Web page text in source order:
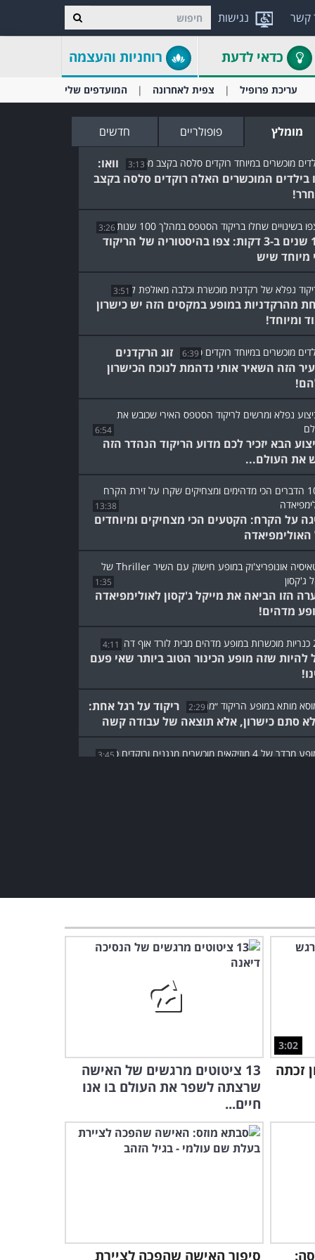
נגישות קשר
כדאי לדעת רוחניות והעצמה
עריכת פרופיל צפית לאחרונה המועדפים שלי
מומלץ פופולריים חדשים
3:13
וואו:
בילדים המוכשרים האלה רוקדים סלסה בקצב
3:26
100 שנים ב-3 דקות: צפו בהיסטוריה של הריקוד
מיוחד שיש
3:51
מהרקדניות במופע במקסים הזה יש כישרון
ומיוחד!
6:39
זוג הרקדנים
הזה השאיר אותי נדהמת לנוכח הכישרון
6:54
הבא יזכיר לכם מדוע הריקוד הנהדר הזה
את העולם...
13:38
על הקרח: הקטעים הכי מצחיקים ומיוחדים
1:35
הזו הביאה את מייקל ג'קסון לאולימפיאדה
מדהים!
4:11
להיות שזה מופע הכינור הטוב ביותר שאי פעם
2:29
ריקוד על רגל אחת:
סתם כישרון, אלא תוצאה של עבודה קשה
3:45
2:40
4:50
במיוחד...
של הצעירים המוכשרים האלו השאיר את
בהלם...
וההיסטורית של אלביס
3:02
זכתה
13 ציטוטים מרגשים של האישה
שרצתה לשפר את העולם בו אנו
חיים...
סיפור האישה שהפכה לציירת